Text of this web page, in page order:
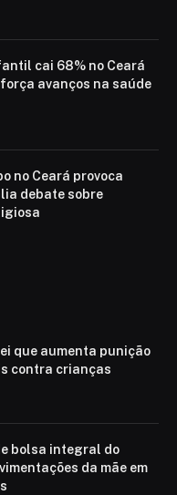
cai 68% no Ceará
avanços na saúde
no Ceará provoca
debate sobre
que aumenta punição
contra crianças
bolsa integral do
da mãe em